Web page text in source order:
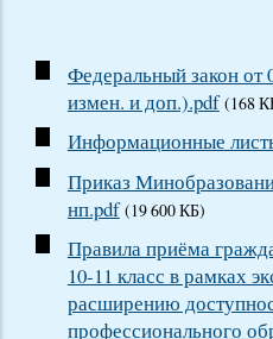
Федеральный закон
измен. и доп.).pdf (168
Информационные
Приказ
нп.pdf (19 600 КБ)
Правила приёма
10-11 класс в рамках
расширению
профессионального